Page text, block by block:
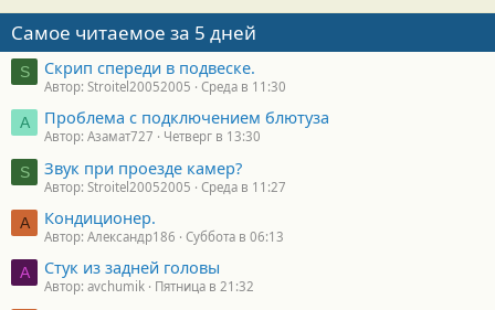
Самое читаемое за 5 дней
S Скрип спереди в подвеске.
Автор: Stroitel20052005 Среда в 11:30
А Проблема с подключением блютуза
Автор: Азамат727 Четверг в 13:30
S Звук при проезде камер?
Автор: Stroitel20052005 Среда в 11:27
А Кондиционер.
Автор: Александр186 Суббота в 06:13
A Стук из задней головы
Автор: avchumik Пятница в 21:32